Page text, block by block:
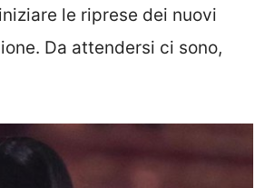
le riprese dei nuovi
Da attendersi ci sono,